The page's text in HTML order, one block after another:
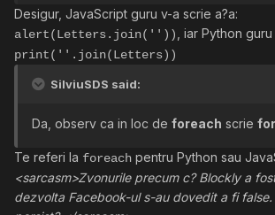
Desigur, JavaScript guru v-a scrie a?a:
alert(Letters.join('')) , iar Python guru
print(''.join(Letters))
SilviuSDS said:
Da, observ ca in loc de foreach scrie for
Te referi la foreach pentru Python sau
<sarcasm>Zvonurile precum c? Blockly a
dezvolta Facebook-ul s-au dovedit a fi false.